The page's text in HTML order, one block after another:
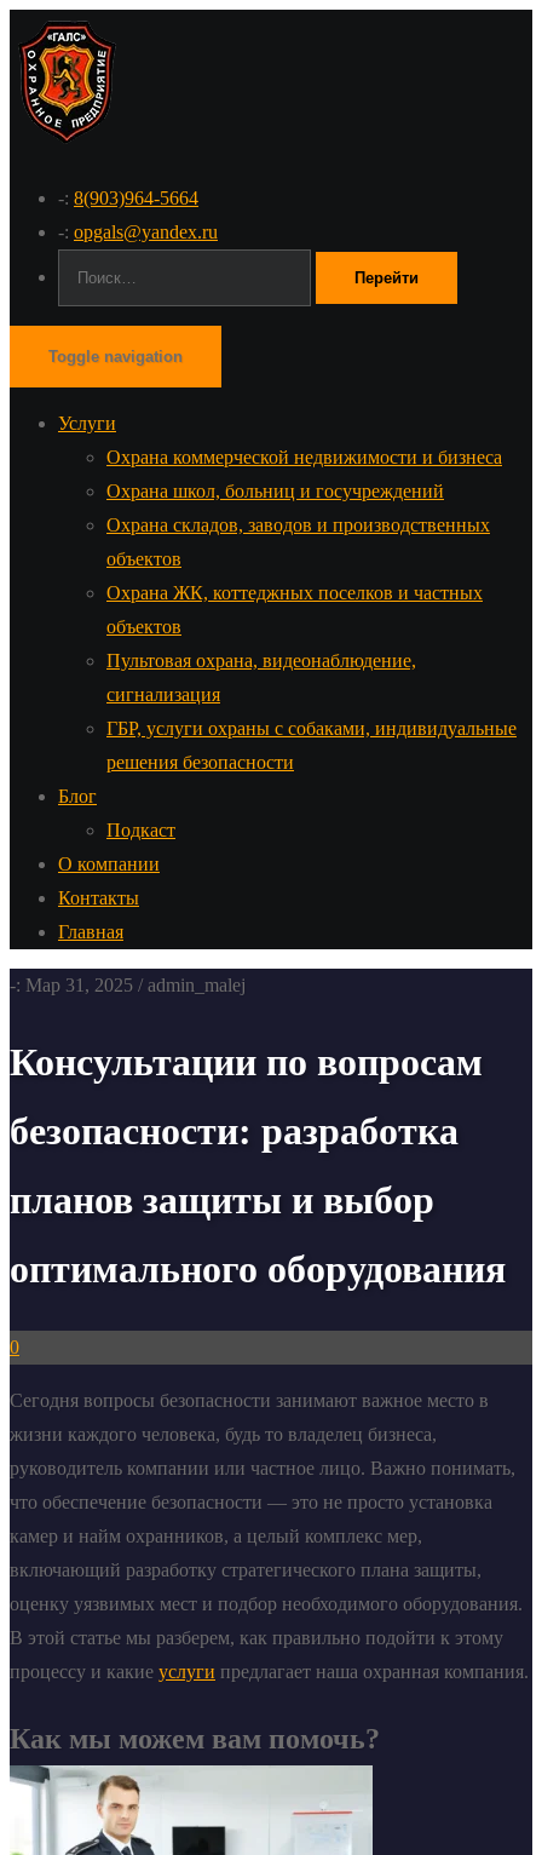
-: 8(903)964-5664
-: opgals@yandex.ru
Toggle navigation
Услуги
Охрана коммерческой недвижимости и бизнеса
Охрана школ, больниц и госучреждений
Охрана складов, заводов и производственных
объектов
Охрана ЖК, коттеджных поселков и частных
объектов
Пультовая охрана, видеонаблюдение,
сигнализация
ГБР, услуги охраны с собаками, индивидуальные
решения безопасности
Блог
Подкаст
О компании
Контакты
Главная
-: Мар 31, 2025 / admin_malej
Консультации по вопросам
безопасности: разработка
планов защиты и выбор
оптимального оборудования
0
Сегодня вопросы безопасности занимают важное место в
жизни каждого человека, будь то владелец бизнеса,
руководитель компании или частное лицо. Важно понимать,
что обеспечение безопасности — это не просто установка
камер и найм охранников, а целый комплекс мер,
включающий разработку стратегического плана защиты,
оценку уязвимых мест и подбор необходимого оборудования.
В этой статье мы разберем, как правильно подойти к этому
процессу и какие услуги предлагает наша охранная компания.
Как мы можем вам помочь?